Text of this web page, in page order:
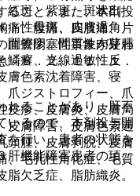
ること。また、本剤投
痛、腹痛、四肢痛、片
血管閉塞性事象が疑わ
８．２、１１．１．
ることがあり、肝不
いるので、本剤投与開
を行い、患者の状態を
肝機能障害患者の項、
紅斑、紫斑、斑状出
ト性母斑、皮膚過角
間擦疹、間質性肉芽腫
鱗癬、光線過敏性反
膚色素沈着障害、寝
爪ジストロフィー、爪
皮疹、皮膚炎、皮膚局
皮膚障害、皮膚色素過
頭腫、皮膚剥脱、皮膚
、毛孔性角化症、毛質
欠乏症、脂肪織炎。